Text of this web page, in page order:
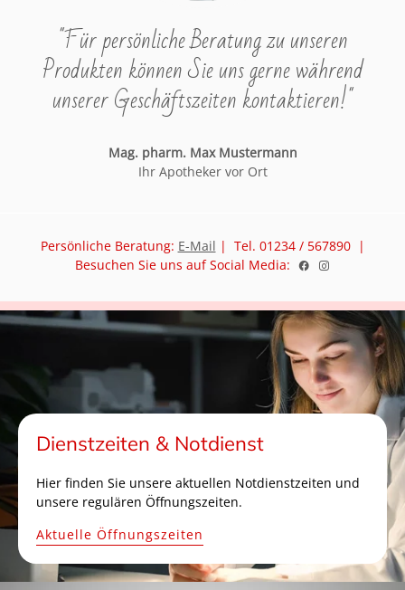
"Für persönliche Beratung zu unseren
Produkten können Sie uns gerne während
unserer Geschäftszeiten kontaktieren!"
Mag. pharm. Max Mustermann
Ihr Apotheker vor Ort
Persönliche Beratung: E-Mail | Tel. 01234 / 567890 |
Besuchen Sie uns auf Social Media:
Dienstzeiten & Notdienst
Hier finden Sie unsere aktuellen Notdienstzeiten und
unsere regulären Öffnungszeiten.
Aktuelle Öffnungszeiten